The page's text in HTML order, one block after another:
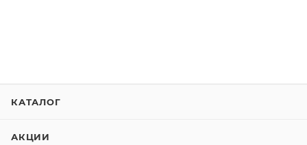
КАТАЛОГ
АКЦИИ